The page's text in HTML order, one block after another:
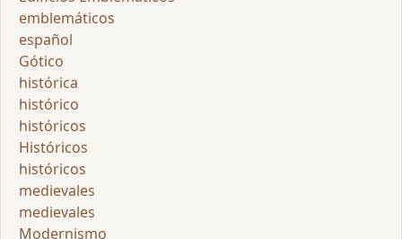
emblemáticos
español
Gótico
histórica
histórico
históricos
Históricos
históricos
medievales
medievales
Modernismo